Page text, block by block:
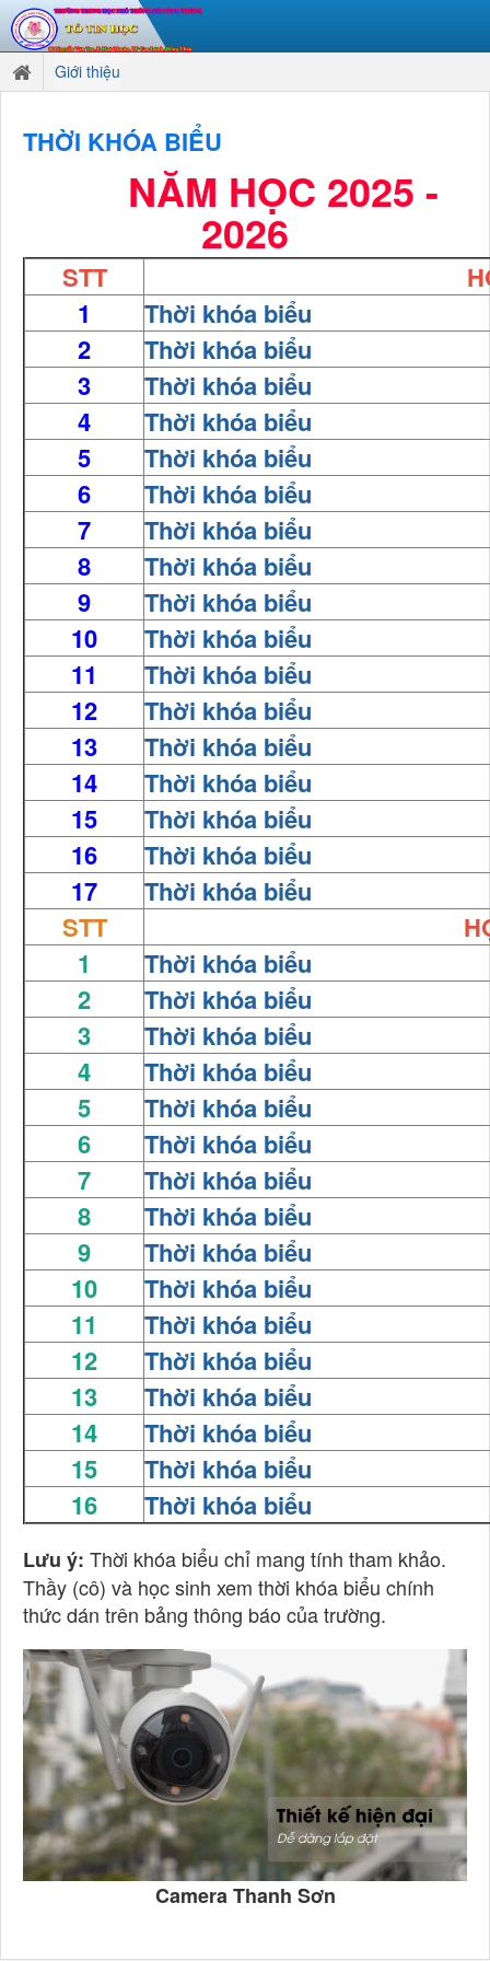
Giới thiệu
THỜI KHÓA BIỂU
NĂM HỌC 2025 -
2026
STT
1
Thời khóa biểu
2
Thời khóa biểu
3
Thời khóa biểu
4
Thời khóa biểu
5
Thời khóa biểu
6
Thời khóa biểu
7
Thời khóa biểu
8
Thời khóa biểu
9
Thời khóa biểu
10
Thời khóa biểu
11
Thời khóa biểu
12
Thời khóa biểu
13
Thời khóa biểu
14
Thời khóa biểu
15
Thời khóa biểu
16
Thời khóa biểu
17
Thời khóa biểu
STT
1
Thời khóa biểu
2
Thời khóa biểu
3
Thời khóa biểu
4
Thời khóa biểu
5
Thời khóa biểu
6
Thời khóa biểu
7
Thời khóa biểu
8
Thời khóa biểu
9
Thời khóa biểu
10
Thời khóa biểu
11
Thời khóa biểu
12
Thời khóa biểu
13
Thời khóa biểu
14
Thời khóa biểu
15
Thời khóa biểu
16
Thời khóa biểu
Lưu ý: Thời khóa biểu chỉ mang tính tham khảo.
Thầy (cô) và học sinh xem thời khóa biểu chính
thức dán trên bảng thông báo của trường.
Camera Thanh Sơn